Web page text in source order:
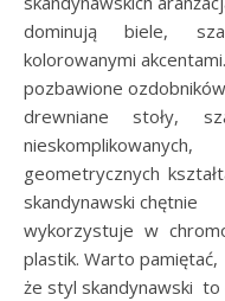
dominują biele,
kolorowanymi
pozbawione
drewniane stoły,
nieskomplikowanych,
geometrycznych
skandynawski chętnie
wykorzystuje w
plastik. Warto pamiętać,
że styl skandynawski to